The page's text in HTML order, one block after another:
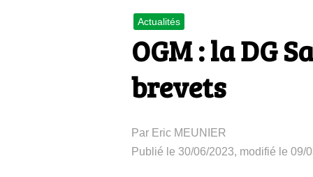
Le
Actualités
OGM : la DG
brevets
Par Eric MEUNIER
Publié le 30/06/2023, modifié le 09/